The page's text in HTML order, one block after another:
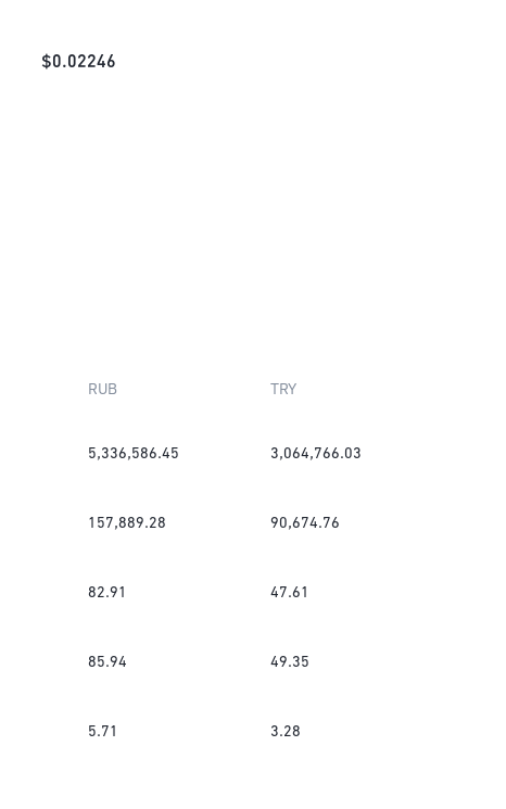
$0.02246
RUB TRY
5,336,586.45 3,064,766.03
157,889.28 90,674.76
82.91 47.61
85.94 49.35
5.71 3.28